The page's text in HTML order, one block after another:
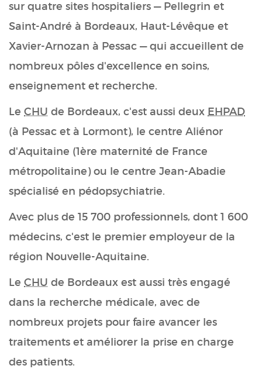
sur quatre sites hospitaliers — Pellegrin et
Saint-André à Bordeaux, Haut-Lévêque et
Xavier-Arnozan à Pessac — qui accueillent de
nombreux pôles d'excellence en soins,
enseignement et recherche.
Le CHU de Bordeaux, c'est aussi deux EHPAD
(à Pessac et à Lormont), le centre Aliénor
d'Aquitaine (1ère maternité de France
métropolitaine) ou le centre Jean-Abadie
spécialisé en pédopsychiatrie.
Avec plus de 15 700 professionnels, dont 1 600
médecins, c'est le premier employeur de la
région Nouvelle-Aquitaine.
Le CHU de Bordeaux est aussi très engagé
dans la recherche médicale, avec de
nombreux projets pour faire avancer les
traitements et améliorer la prise en charge
des patients.